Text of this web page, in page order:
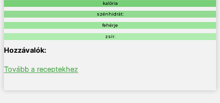
kalória
szénhidrát:
fehérje
zsír:
Tovább a receptekhez